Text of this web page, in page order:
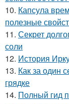
10. Капсула
полезные
11. Секрет
соли
12. История
13. Как за один
грядке
14. Полный гид